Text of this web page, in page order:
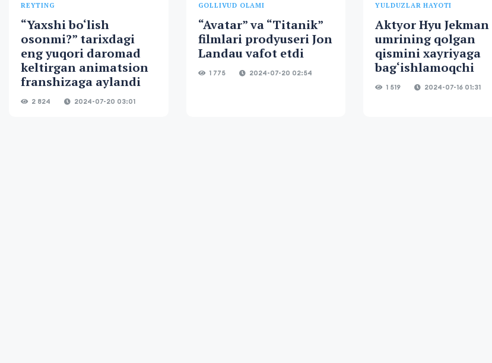
REYTING
“Yaxshi bo‘lish
osonmi?” tarixdagi
eng yuqori daromad
keltirgan animatsion
franshizaga aylandi
2 824 2024-07-20 03:01
GOLLIVUD OLAMI
“Avatar” va “Titanik”
filmlari prodyuseri Jon
Landau vafot etdi
1 775 2024-07-20 02:54
YULDUZLAR HAYOTI
Aktyor Hyu Jekman
umrining qolgan
qismini xayriyaga
bag‘ishlamoqchi
1 519 2024-07-16 01:31